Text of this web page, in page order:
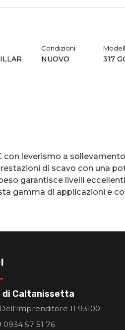
Condizioni
NUOVO 317
con leverismo a
di scavo con una
garantisce livelli
gamma di applicazioni e
di Caltanissetta
11 93100
0934 57 51 76